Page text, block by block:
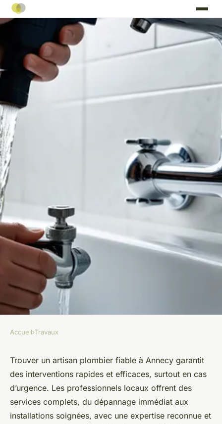
Services de plomberie à
annecy : urgentes et fiables
Victoria•5 mai 2025 5 min de lecture
Accueil›Travaux
Trouver un artisan plombier fiable à Annecy garantit
des interventions rapides et efficaces, surtout en cas
d’urgence. Les professionnels locaux offrent des
services complets, du dépannage immédiat aux
installations soignées, avec une expertise reconnue et